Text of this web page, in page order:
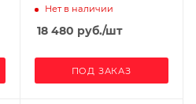
Нет в наличии
18 480 руб./шт
ПОД ЗАКАЗ